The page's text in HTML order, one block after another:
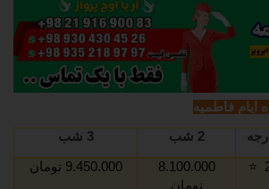
ایام فاطمیه
2 شب 3 شب
⭐️
8.100.000
تومان
9.450.000 تومان